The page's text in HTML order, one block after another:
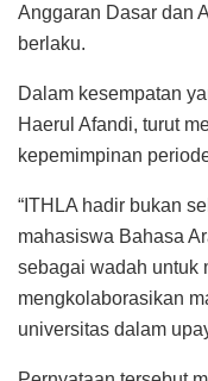
Anggaran Dasar dan
berlaku.
Dalam kesempatan
Haerul Afandi, turut
kepemimpinan
“ITHLA hadir bukan
mahasiswa Bahasa
sebagai wadah untuk
mengkolaborasikan
universitas dalam